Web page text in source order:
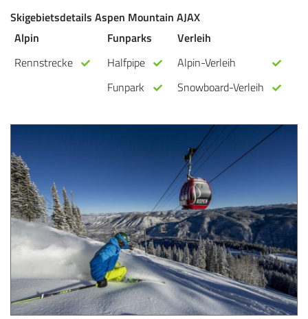
Skigebietsdetails Aspen Mountain AJAX
Alpin
Rennstrecke
Funparks
Halfpipe
Funpark
Verleih
Alpin-Verleih
Snowboard-Verleih